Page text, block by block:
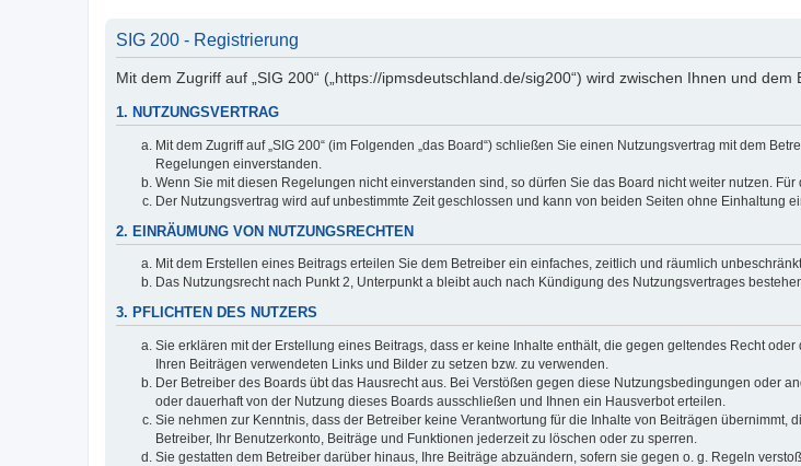
SIG 200 - Registrierung
Mit dem Zugriff auf „SIG 200“ („https://ipmsdeutschland.de/sig200“) wird zwischen Ihnen und
1. NUTZUNGSVERTRAG
Mit dem Zugriff auf „SIG 200“ (im Folgenden „das Board“) schließen Sie einen Nutzungsvertrag mit dem
Regelungen einverstanden.
Wenn Sie mit diesen Regelungen nicht einverstanden sind, so dürfen Sie das Board nicht weiter nutzen.
Der Nutzungsvertrag wird auf unbestimmte Zeit geschlossen und kann von beiden Seiten ohne Einhaltung
2. EINRÄUMUNG VON NUTZUNGSRECHTEN
Mit dem Erstellen eines Beitrags erteilen Sie dem Betreiber ein einfaches, zeitlich und räumlich
Das Nutzungsrecht nach Punkt 2, Unterpunkt a bleibt auch nach Kündigung des Nutzungsvertrages
3. PFLICHTEN DES NUTZERS
Sie erklären mit der Erstellung eines Beitrags, dass er keine Inhalte enthält, die gegen geltendes Recht
Ihren Beiträgen verwendeten Links und Bilder zu setzen bzw. zu verwenden.
Der Betreiber des Boards übt das Hausrecht aus. Bei Verstößen gegen diese Nutzungsbedingungen oder
oder dauerhaft von der Nutzung dieses Boards ausschließen und Ihnen ein Hausverbot erteilen.
Sie nehmen zur Kenntnis, dass der Betreiber keine Verantwortung für die Inhalte von Beiträgen
Betreiber, Ihr Benutzerkonto, Beiträge und Funktionen jederzeit zu löschen oder zu sperren.
Sie gestatten dem Betreiber darüber hinaus, Ihre Beiträge abzuändern, sofern sie gegen o. g. Regeln